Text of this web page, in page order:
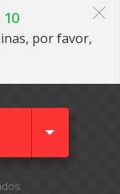
10
por favor,